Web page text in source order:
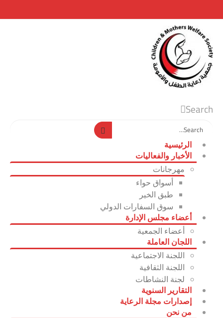
الرئيسية
الأخبار والفعاليات
مهرجانات
أسواق حواء
طبق الخير
سوق السفارات الدولي
أعضاء مجلس الإدارة
أعضاء الجمعية
اللجان العاملة
اللجنة الاجتماعية
اللجنة الثقافية
لجنة النشاطات
التقارير السنوية
إصدارات مجلة الرعاية
من نحن